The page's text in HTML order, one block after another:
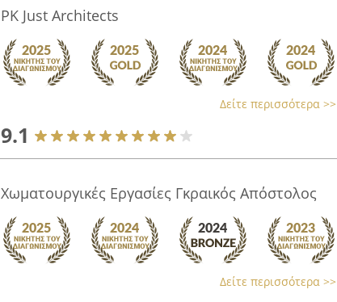
PK Just Architects
Δείτε περισσότερα >>
9.1
Χωματουργικές Εργασίες Γκραικός Απόστολος
Δείτε περισσότερα >>